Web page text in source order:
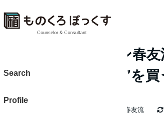
Counselor & Consultant
Search
Profile
大阪から「ラーメン春
ンWalker 神奈川版”を買
ラーメン春友流